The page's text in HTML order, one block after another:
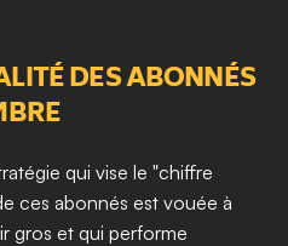
DES ABONNÉS
qui vise le "chiffre
ces abonnés est vouée à
gros et qui performe